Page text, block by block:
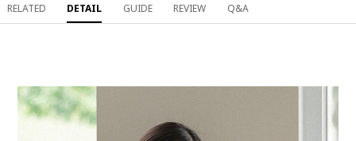
RELATED DETAIL GUIDE REVIEW Q&A